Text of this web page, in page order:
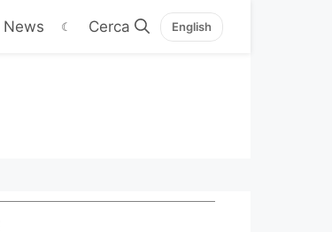
News ☾ English